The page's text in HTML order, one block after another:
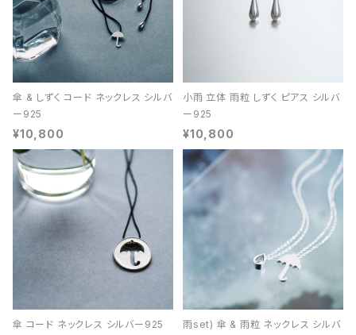
傘 & しずく コード ネックレス シルバ
ー925
¥10,800
小雨 立体 雨粒 しずく ピアス シルバ
ー925
¥10,800
傘 コード ネックレス シルバー925
雨set) 傘 & 雨粒 ネックレス シルバ